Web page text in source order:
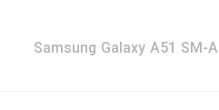
Samsung Galaxy A51 SM-